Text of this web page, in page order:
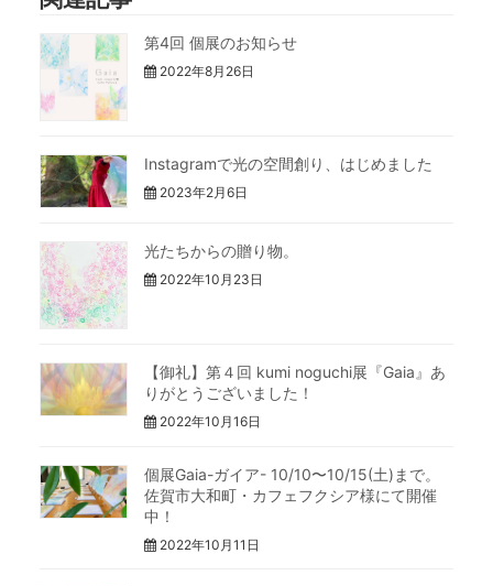
第4回 個展のお知らせ
2022年8月26日
Instagramで光の空間創り、はじめました
2023年2月6日
光たちからの贈り物。
2022年10月23日
【御礼】第４回 kumi noguchi展『Gaia』あ
りがとうございました！
2022年10月16日
個展Gaia-ガイア- 10/10〜10/15(土)まで。
佐賀市大和町・カフェフクシア様にて開催
中！
2022年10月11日